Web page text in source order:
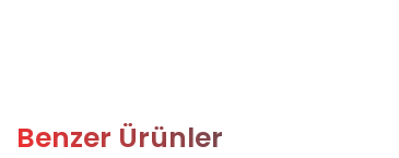
Benzer Ürünler